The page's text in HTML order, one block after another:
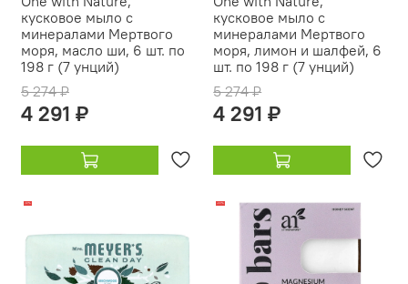
кусковое мыло с
минералами Мертвого
моря, масло ши, 6 шт. по
198 г (7 унций)
5 274 ₽
4 291 ₽
кусковое мыло с
минералами Мертвого
моря, лимон и шалфей, 6
шт. по 198 г (7 унций)
5 274 ₽
4 291 ₽
-12% -22%